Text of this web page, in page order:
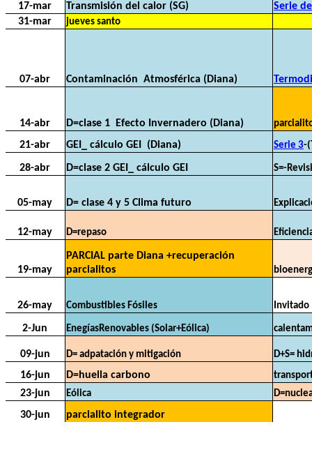
17-mar Transmisión del calor (SG)
Serie
31-mar
jueves santo
07-abr Contaminación Atmosférica (Diana)
14-abr D=clase 1 Efecto Invernadero (Diana)
21-abr GEI_ cálculo GEI (Diana) Serie 3-
28-abr D=clase 2 GEI_ cálculo GEI S=-
05-may D= clase 4 y 5 Clima futuro
12-may D=repaso
19-may
PARCIAL parte Diana +recuperación
parcialitos
26-may Combustibles Fósiles Invitado
2-Jun EnegíasRenovables (Solar+Eólica)
09-jun D= adpatación y mitigación D+S=
16-jun D=huella carbono
23-jun Eólica
30-jun parcialito integrador